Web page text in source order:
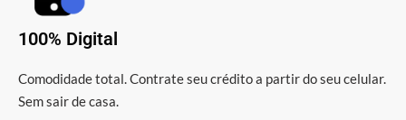
100% Digital
Comodidade total. Contrate seu crédito a partir do seu celular.
Sem sair de casa.